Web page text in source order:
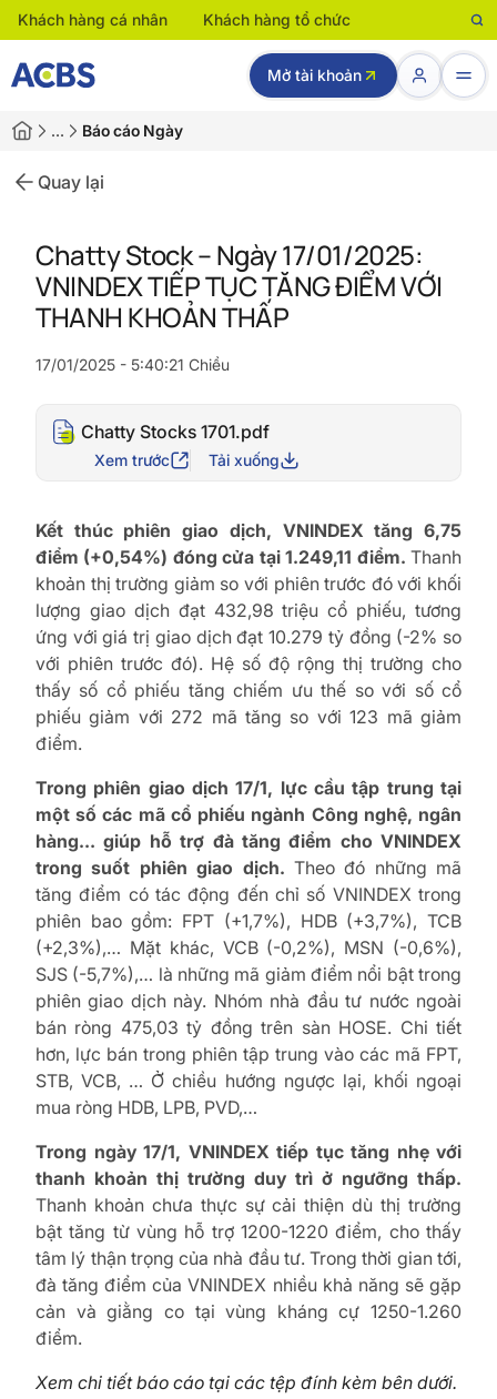
Khách hàng cá nhân Khách hàng tổ chức
Mở tài khoản
… Báo cáo Ngày
Quay lại
Chatty Stock – Ngày 17/01/2025:
VNINDEX TIẾP TỤC TĂNG ĐIỂM VỚI
THANH KHOẢN THẤP
17/01/2025 - 5:40:21 Chiều
Chatty Stocks 1701.pdf
Xem trước Tải xuống
Kết thúc phiên giao dịch, VNINDEX tăng 6,75
điểm (+0,54%) đóng cửa tại 1.249,11 điểm. Thanh
khoản thị trường giảm so với phiên trước đó với khối
lượng giao dịch đạt 432,98 triệu cổ phiếu, tương
ứng với giá trị giao dịch đạt 10.279 tỷ đồng (-2% so
với phiên trước đó). Hệ số độ rộng thị trường cho
thấy số cổ phiếu tăng chiếm ưu thế so với số cổ
phiếu giảm với 272 mã tăng so với 123 mã giảm
điểm.
Trong phiên giao dịch 17/1, lực cầu tập trung tại
một số các mã cổ phiếu ngành Công nghệ, ngân
hàng… giúp hỗ trợ đà tăng điểm cho VNINDEX
trong suốt phiên giao dịch. Theo đó những mã
tăng điểm có tác động đến chỉ số VNINDEX trong
phiên bao gồm: FPT (+1,7%), HDB (+3,7%), TCB
(+2,3%),… Mặt khác, VCB (-0,2%), MSN (-0,6%),
SJS (-5,7%),… là những mã giảm điểm nổi bật trong
phiên giao dịch này. Nhóm nhà đầu tư nước ngoài
bán ròng 475,03 tỷ đồng trên sàn HOSE. Chi tiết
hơn, lực bán trong phiên tập trung vào các mã FPT,
STB, VCB, … Ở chiều hướng ngược lại, khối ngoại
mua ròng HDB, LPB, PVD,…
Trong ngày 17/1, VNINDEX tiếp tục tăng nhẹ với
thanh khoản thị trường duy trì ở ngưỡng thấp.
Thanh khoản chưa thực sự cải thiện dù thị trường
bật tăng từ vùng hỗ trợ 1200-1220 điểm, cho thấy
tâm lý thận trọng của nhà đầu tư. Trong thời gian tới,
đà tăng điểm của VNINDEX nhiều khả năng sẽ gặp
cản và giằng co tại vùng kháng cự 1250-1.260
điểm.
Xem chi tiết báo cáo tại các tệp đính kèm bên dưới.